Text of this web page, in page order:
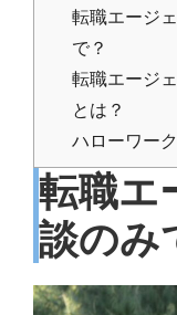
転職エージ
で？
転職エージ
とは？
ハローワー
転職エ
談のみ